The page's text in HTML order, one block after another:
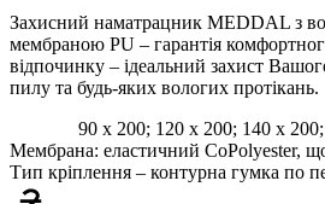
Захисний наматрацник MEDDAL з
мембраною PU – гарантія
відпочинку – ідеальний захист
пилу та будь-яких вологих протікань.
90 x 200; 120 x 200; 140 x
Мембрана: еластичний CoPolyester,
Тип кріплення – контурна гумка по